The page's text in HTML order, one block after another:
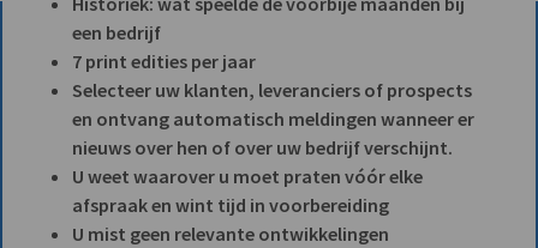
een bedrijf
7 print edities per jaar
Selecteer uw klanten, leveranciers of prospects
en ontvang automatisch meldingen wanneer er
nieuws over hen of over uw bedrijf verschijnt.
U weet waarover u moet praten vóór elke
afspraak en wint tijd in voorbereiding
U mist geen relevante ontwikkelingen